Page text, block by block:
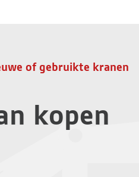
of gebruikte kranen
kopen